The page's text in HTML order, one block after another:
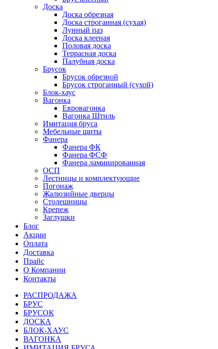
Доска
Доска обрезная
Доска строганная (сухая)
Лунный паз
Доска клееная
Половая доска
Террасная доска
Палубная доска
Брусок
Брусок обрезной
Брусок строганный (сухой)
Блок-хаус
Вагонка
Евровагонка
Вагонка Штиль
Имитация бруса
Мебельные щиты
Фанера
Фанера ФК
Фанера ФСФ
Фанера ламинированная
ОСП
Лестницы и комплектующие
Погонаж
Жалюзийные дверцы
Столешницы
Крепеж
Заглушки
Блог
Акции
Оплата
Доставка
Прайс
О Компании
Контакты
РАСПРОДАЖА
БРУС
БРУСОК
ДОСКА
БЛОК-ХАУС
ВАГОНКА